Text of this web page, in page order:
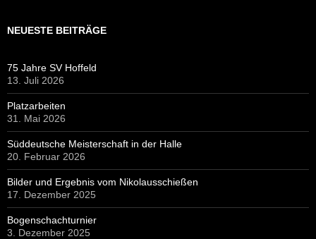
NEUESTE BEITRÄGE
75 Jahre SV Hoffeld
13. Juli 2026
Platzarbeiten
31. Mai 2026
Süddeutsche Meisterschaft in der Halle
20. Februar 2026
Bilder und Ergebnis vom Nikolausschießen
17. Dezember 2025
Bogenschachturnier
3. Dezember 2025